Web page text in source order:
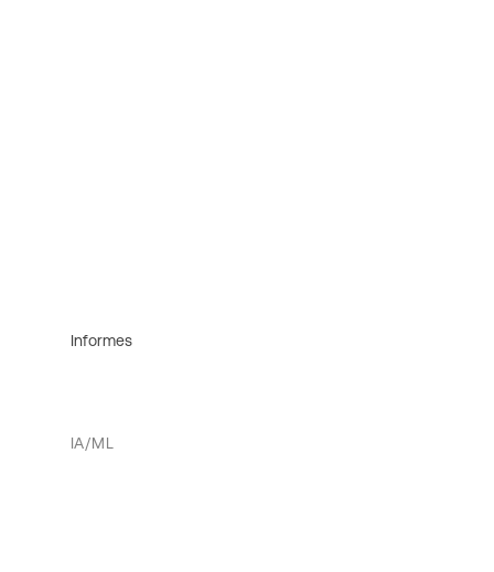
Informes
IA/ML